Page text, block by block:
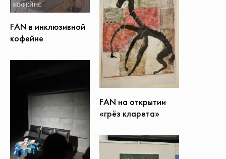
FAN в инклюзивной
кофейне
FAN на открытии
«грёз кларета»